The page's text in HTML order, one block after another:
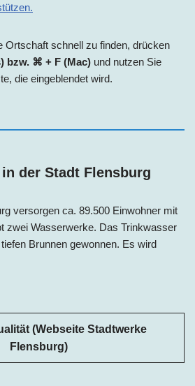
Ortschaft schnell zu finden, drücken
bzw. ⌘ + F (Mac) und nutzen Sie
die eingeblendet wird.
der Stadt Flensburg
versorgen ca. 89.500 Einwohner mit
zwei Wasserwerke. Das Trinkwasser
Brunnen gewonnen. Es wird
(Webseite Stadtwerke
Flensburg)